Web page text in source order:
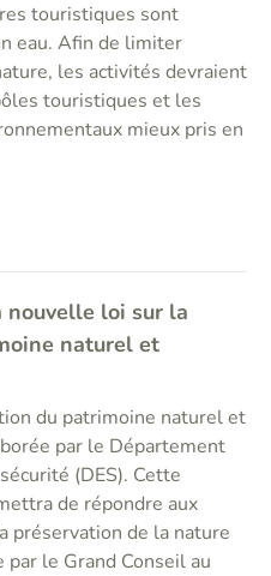
touristiques sont
eau. Afin de limiter
les activités devraient
touristiques et les
mieux pris en
nouvelle loi sur la
naturel et
du patrimoine naturel et
par le Département
(DES). Cette
de répondre aux
préservation de la nature
le Grand Conseil au